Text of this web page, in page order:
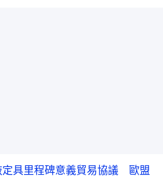
定具里程碑意義貿易協議 歐盟